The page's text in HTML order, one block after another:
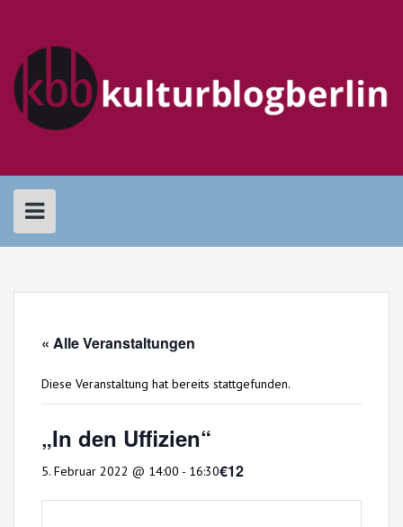
« Alle Veranstaltungen
Diese Veranstaltung hat bereits stattgefunden.
„In den Uffizien“
5. Februar 2022 @ 14:00 - 16:30€12